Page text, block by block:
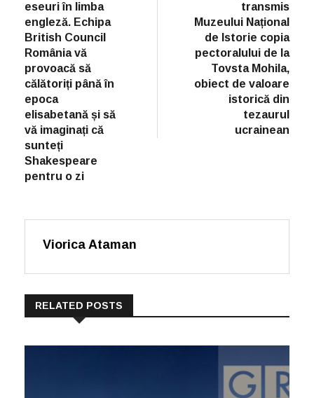
eseuri în limba
engleză. Echipa
British Council
România vă
provoacă să
călătoriți până în
epoca
elisabetană și să
vă imaginați că
sunteți
Shakespeare
pentru o zi
transmis
Muzeului Național
de Istorie copia
pectoralului de la
Tovsta Mohila,
obiect de valoare
istorică din
tezaurul
ucrainean
Viorica Ataman
RELATED POSTS